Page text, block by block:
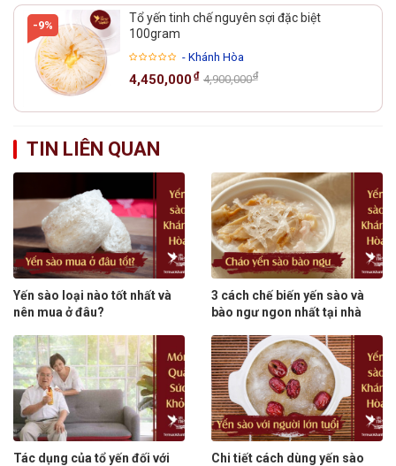
-9%
Tổ yến tinh chế nguyên sợi đặc biệt
100gram
- Khánh Hòa
4,450,000₫ 4,900,000₫
TIN LIÊN QUAN
Yến sào loại nào tốt nhất và
nên mua ở đâu?
3 cách chế biến yến sào và
bào ngư ngon nhất tại nhà
Tác dụng của tổ yến đối với
Chi tiết cách dùng yến sào